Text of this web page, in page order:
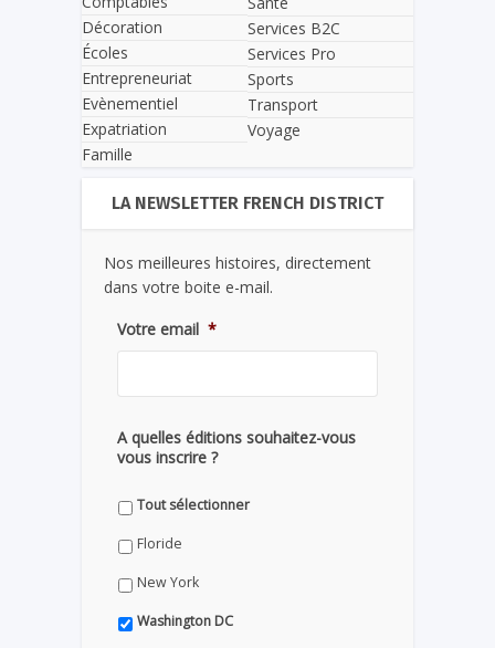
Décoration
Écoles
Entrepreneuriat
Evènementiel
Expatriation
Famille
Services B2C
Services Pro
Sports
Transport
Voyage
LA NEWSLETTER FRENCH DISTRICT
Nos meilleures histoires, directement
dans votre boite e-mail.
Votre email *
A quelles éditions souhaitez-vous
vous inscrire ?
Tout sélectionner
Floride
New York
Washington DC